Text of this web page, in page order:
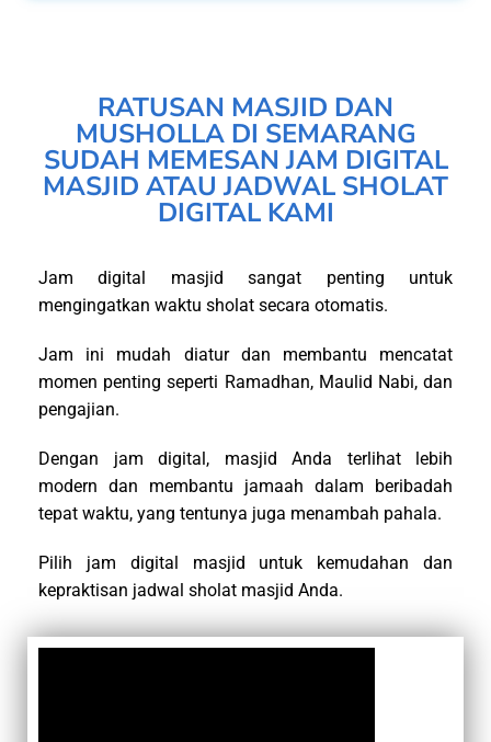
RATUSAN MASJID DAN
MUSHOLLA DI SEMARANG
SUDAH MEMESAN JAM DIGITAL
MASJID ATAU JADWAL SHOLAT
DIGITAL KAMI
Jam digital masjid sangat penting untuk
mengingatkan waktu sholat secara otomatis.
Jam ini mudah diatur dan membantu mencatat
momen penting seperti Ramadhan, Maulid Nabi, dan
pengajian.
Dengan jam digital, masjid Anda terlihat lebih
modern dan membantu jamaah dalam beribadah
tepat waktu, yang tentunya juga menambah pahala.
Pilih jam digital masjid untuk kemudahan dan
kepraktisan jadwal sholat masjid Anda.